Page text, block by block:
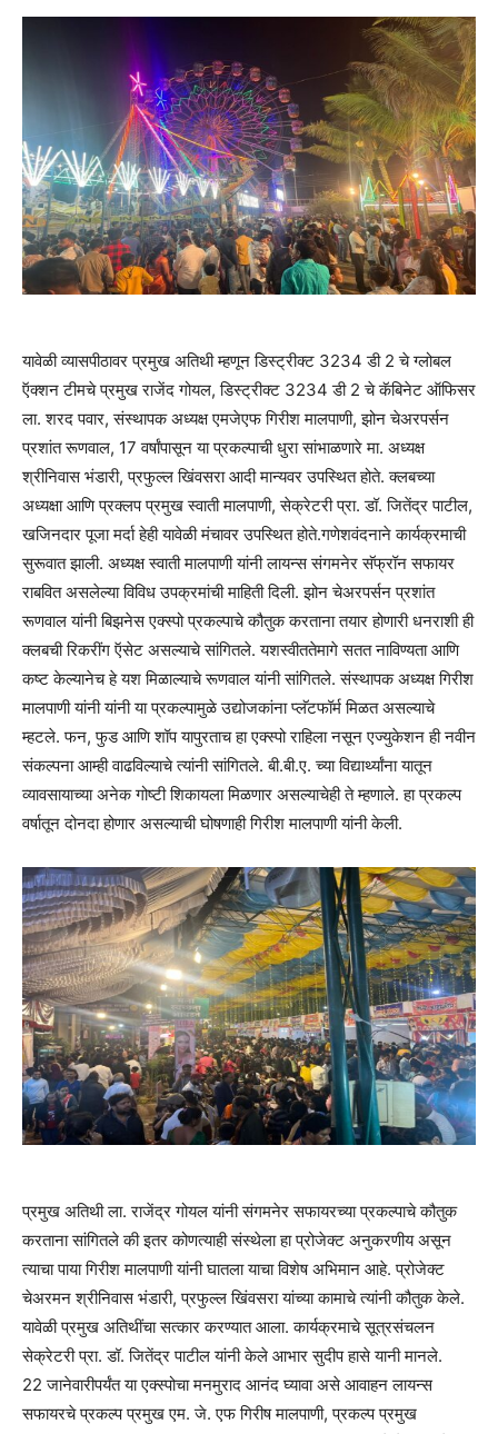
यावेळी व्यासपीठावर प्रमुख अतिथी म्हणून डिस्ट्रीक्ट 3234 डी 2 चे ग्लोबल
ऍक्शन टीमचे प्रमुख राजेंद गोयल, डिस्ट्रीक्ट 3234 डी 2 चे कॅबिनेट ऑफिसर
ला. शरद पवार, संस्थापक अध्यक्ष एमजेएफ गिरीश मालपाणी, झोन चेअरपर्सन
प्रशांत रूणवाल, 17 वर्षांपासून या प्रकल्पाची धुरा सांभाळणारे मा. अध्यक्ष
श्रीनिवास भंडारी, प्रफुल्ल खिंवसरा आदी मान्यवर उपस्थित होते. क्लबच्या
अध्यक्षा आणि प्रक्लप प्रमुख स्वाती मालपाणी, सेक्रेटरी प्रा. डॉ. जितेंद्र पाटील,
खजिनदार पूजा मर्दा हेही यावेळी मंचावर उपस्थित होते.गणेशवंदनाने कार्यक्रमाची
सुरूवात झाली. अध्यक्ष स्वाती मालपाणी यांनी लायन्स संगमनेर सॅफ्रॉन सफायर
राबवित असलेल्या विविध उपक्रमांची माहिती दिली. झोन चेअरपर्सन प्रशांत
रूणवाल यांनी बिझनेस एक्स्पो प्रकल्पाचे कौतुक करताना तयार होणारी धनराशी ही
क्लबची रिकरींग ऍसेट असल्याचे सांगितले. यशस्वीततेमागे सतत नाविण्यता आणि
कष्ट केल्यानेच हे यश मिळाल्याचे रूणवाल यांनी सांगितले. संस्थापक अध्यक्ष गिरीश
मालपाणी यांनी यांनी या प्रकल्पामुळे उद्योजकांना प्लॅटफॉर्म मिळत असल्याचे
म्हटले. फन, फुड आणि शॉप यापुरताच हा एक्स्पो राहिला नसून एज्युकेशन ही नवीन
संकल्पना आम्ही वाढविल्याचे त्यांनी सांगितले. बी.बी.ए. च्या विद्यार्थ्यांना यातून
व्यावसायाच्या अनेक गोष्टी शिकायला मिळणार असल्याचेही ते म्हणाले. हा प्रकल्प
वर्षातून दोनदा होणार असल्याची घोषणाही गिरीश मालपाणी यांनी केली.
प्रमुख अतिथी ला. राजेंद्र गोयल यांनी संगमनेर सफायरच्या प्रकल्पाचे कौतुक
करताना सांगितले की इतर कोणत्याही संस्थेला हा प्रोजेक्ट अनुकरणीय असून
त्याचा पाया गिरीश मालपाणी यांनी घातला याचा विशेष अभिमान आहे. प्रोजेक्ट
चेअरमन श्रीनिवास भंडारी, प्रफुल्ल खिंवसरा यांच्या कामाचे त्यांनी कौतुक केले.
यावेळी प्रमुख अतिथींचा सत्कार करण्यात आला. कार्यक्रमाचे सूत्रसंचलन
सेक्रेटरी प्रा. डॉ. जितेंद्र पाटील यांनी केले आभार सुदीप हासे यानी मानले.
22 जानेवारीपर्यंत या एक्स्पोचा मनमुराद आनंद घ्यावा असे आवाहन लायन्स
सफायरचे प्रकल्प प्रमुख एम. जे. एफ गिरीष मालपाणी, प्रकल्प प्रमुख